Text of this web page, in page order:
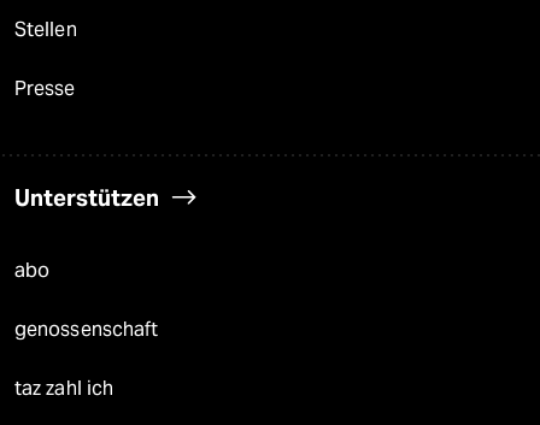
Stellen
Presse
Unterstützen
abo
genossenschaft
taz zahl ich